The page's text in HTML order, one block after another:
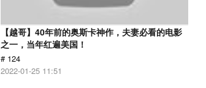
【越哥】40年前的奥斯卡神作，夫妻必看的电影
之一，当年红遍美国！
# 124
2022-01-25 11:51